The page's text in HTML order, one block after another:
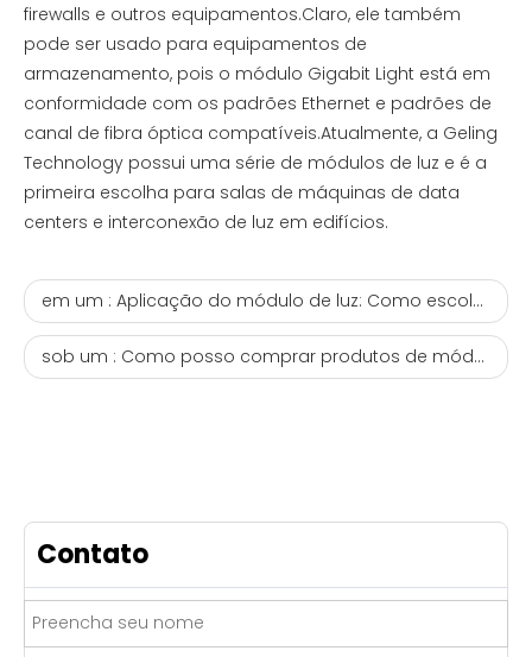
firewalls e outros equipamentos.Claro, ele também
pode ser usado para equipamentos de
armazenamento, pois o módulo Gigabit Light está em
conformidade com os padrões Ethernet e padrões de
canal de fibra óptica compatíveis.Atualmente, a Geling
Technology possui uma série de módulos de luz e é a
primeira escolha para salas de máquinas de data
centers e interconexão de luz em edifícios.
em um : Aplicação do módulo de luz: Como escolher o módulo de luz certo para diferentes necessidades?fibra óptica onu
sob um : Como posso comprar produtos de módulo de luz de boa qualidade. Módulo SFP
Contato